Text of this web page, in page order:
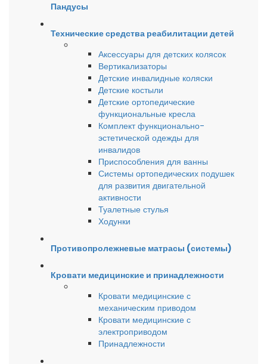
Пандусы
Технические средства реабилитации детей
Аксессуары для детских колясок
Вертикализаторы
Детские инвалидные коляски
Детские костыли
Детские ортопедические
функциональные кресла
Комплект функционально-
эстетической одежды для
инвалидов
Приспособления для ванны
Системы ортопедических подушек
для развития двигательной
активности
Туалетные стулья
Ходунки
Противопролежневые матрасы (системы)
Кровати медицинские и принадлежности
Кровати медицинские с
механическим приводом
Кровати медицинские с
электроприводом
Принадлежности